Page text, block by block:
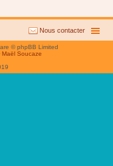
Nous contacter
© phpBB Limited
Maël Soucaze